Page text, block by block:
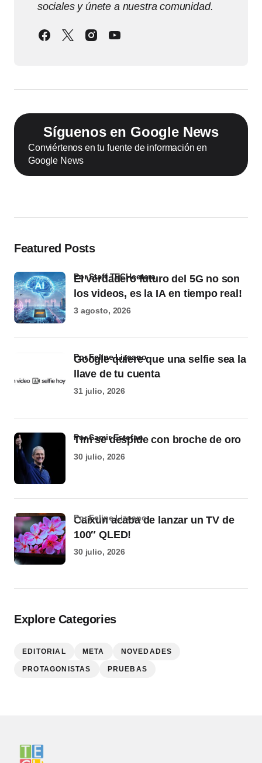
sociales y únete a nuestra comunidad.
Síguenos en Google News
Conviértenos en tu fuente de información en
Google News
Featured Posts
El verdadero futuro del 5G no son
los videos, es la IA en tiempo real!
por Staff TECHcetera
3 agosto, 2026
Google quiere que una selfie sea la
llave de tu cuenta
por Felipe Lizcano
31 julio, 2026
Tim se despide con broche de oro
por Samir Estefan
30 julio, 2026
Caixun acaba de lanzar un TV de
100″ QLED!
por Felipe Lizcano
30 julio, 2026
Explore Categories
EDITORIAL META NOVEDADES
PROTAGONISTAS PRUEBAS